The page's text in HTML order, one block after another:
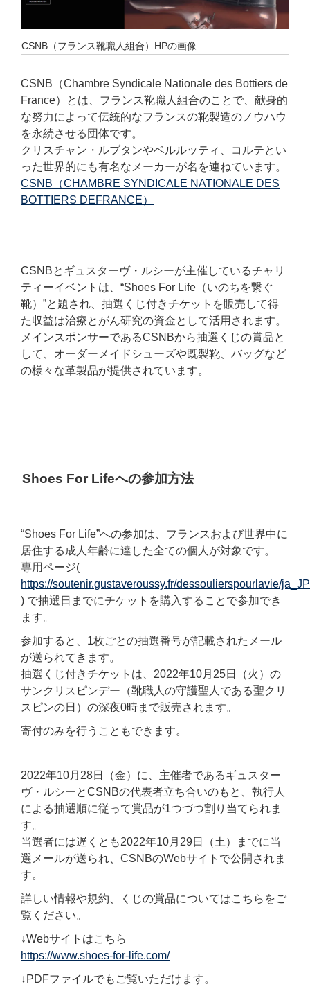
CSNB（フランス靴職人組合）HPの画像
CSNB（Chambre Syndicale Nationale des Bottiers de
France）とは、フランス靴職人組合のことで、献身的
な努力によって伝統的なフランスの靴製造のノウハウ
を永続させる団体です。
クリスチャン・ルブタンやベルルッティ、コルテとい
った世界的にも有名なメーカーが名を連ねています。
CSNB（CHAMBRE SYNDICALE NATIONALE DES
BOTTIERS DEFRANCE）
CSNBとギュスターヴ・ルシーが主催しているチャリ
ティーイベントは、“Shoes For Life（いのちを繋ぐ
靴）”と題され、抽選くじ付きチケットを販売して得
た収益は治療とがん研究の資金として活用されます。
メインスポンサーであるCSNBから抽選くじの賞品と
して、オーダーメイドシューズや既製靴、バッグなど
の様々な革製品が提供されています。
Shoes For Lifeへの参加方法
“Shoes For Life”への参加は、フランスおよび世界中に
居住する成人年齢に達した全ての個人が対象です。
専用ページ(
https://soutenir.gustaveroussy.fr/dessoulierspourlavie/ja_JP
) で抽選日までにチケットを購入することで参加でき
ます。
参加すると、1枚ごとの抽選番号が記載されたメール
が送られてきます。
抽選くじ付きチケットは、2022年10月25日（火）の
サンクリスピンデー（靴職人の守護聖人である聖クリ
スピンの日）の深夜0時まで販売されます。
寄付のみを行うこともできます。
2022年10月28日（金）に、主催者であるギュスター
ヴ・ルシーとCSNBの代表者立ち合いのもと、執行人
による抽選順に従って賞品が1つづつ割り当てられま
す。
当選者には遅くとも2022年10月29日（土）までに当
選メールが送られ、CSNBのWebサイトで公開されま
す。
詳しい情報や規約、くじの賞品についてはこちらをご
覧ください。
↓Webサイトはこちら
https://www.shoes-for-life.com/
↓PDFファイルでもご覧いただけます。